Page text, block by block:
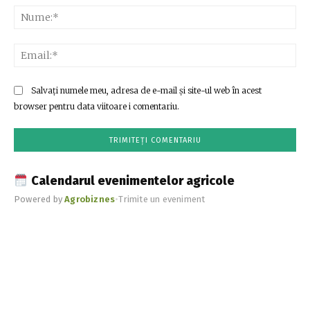
Salvați numele meu, adresa de e-mail și site-ul web în acest
browser pentru data viitoare i comentariu.
Calendarul evenimentelor agricole
Powered byAgrobiznes•Trimite un eveniment